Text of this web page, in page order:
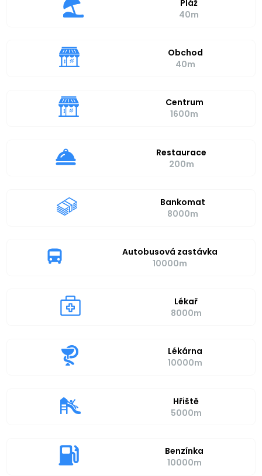
Pláž
40m
Obchod
40m
Centrum
1600m
Restaurace
200m
Bankomat
8000m
Autobusová zastávka
10000m
Lékař
8000m
Lékárna
10000m
Hřiště
5000m
Benzínka
10000m